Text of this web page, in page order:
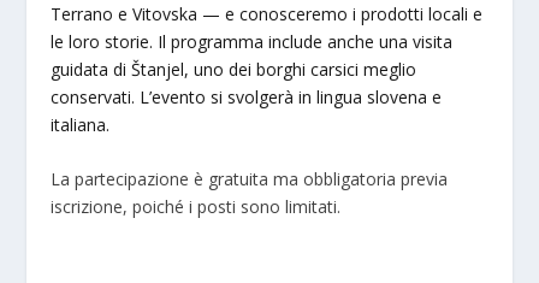
Terrano e Vitovska — e conosceremo i prodotti locali e
le loro storie. Il programma include anche una visita
guidata di Štanjel, uno dei borghi carsici meglio
conservati. L’evento si svolgerà in lingua slovena e
italiana.
La partecipazione è gratuita ma obbligatoria previa
iscrizione, poiché i posti sono limitati.